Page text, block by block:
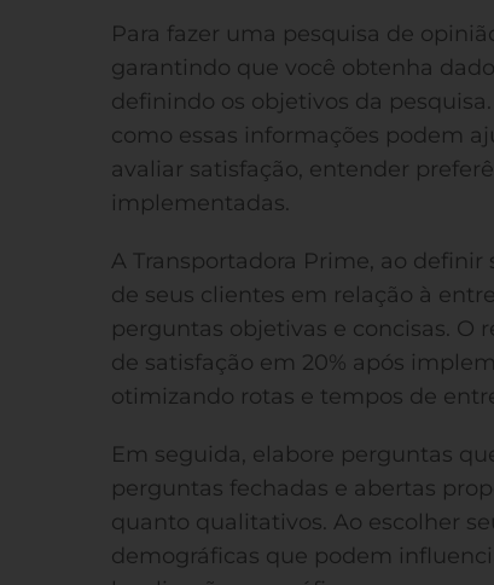
Para fazer uma pesquisa de
garantindo que você obtenha
definindo os objetivos da
como essas informações podem
avaliar satisfação, entender
implementadas.
A Transportadora Prime, ao
de seus clientes em relação à
perguntas objetivas e concisas. O
de satisfação em 20% após
otimizando rotas e tempos de
Em seguida, elabore perguntas
perguntas fechadas e abertas
quanto qualitativos. Ao escolher
demográficas que podem